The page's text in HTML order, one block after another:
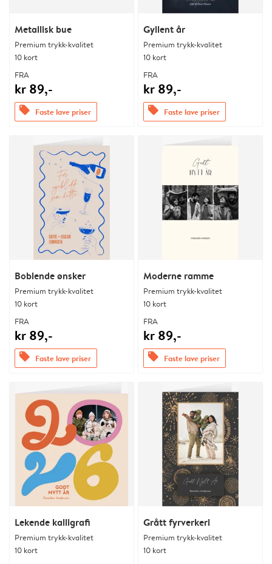
Metallisk bue
Premium trykk-kvalitet
10 kort
FRA
kr 89,-
offers Faste lave priser
Gyllent år
Premium trykk-kvalitet
10 kort
FRA
kr 89,-
offers Faste lave priser
Boblende ønsker
Premium trykk-kvalitet
10 kort
FRA
kr 89,-
offers Faste lave priser
Moderne ramme
Premium trykk-kvalitet
10 kort
FRA
kr 89,-
offers Faste lave priser
Lekende kalligrafi
Premium trykk-kvalitet
10 kort
Grått fyrverkeri
Premium trykk-kvalitet
10 kort